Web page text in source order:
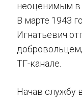
неоценимым в
В марте 1943
Игнатьевич
ТГ-канале.
Начав службу